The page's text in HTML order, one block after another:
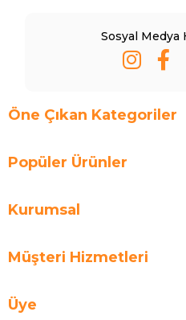
Sosyal Medya
Öne Çıkan Kategoriler
Popüler Ürünler
Kurumsal
Müşteri Hizmetleri
Üye